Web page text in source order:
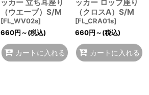
ッカー 立ち耳座り
（ウエーブ）S/M
[FL_WV02s]
660円～(税込)
カートに入れる
ッカー ロップ座り
（クロスA）S/M
[FL_CRA01s]
660円～(税込)
カートに入れる